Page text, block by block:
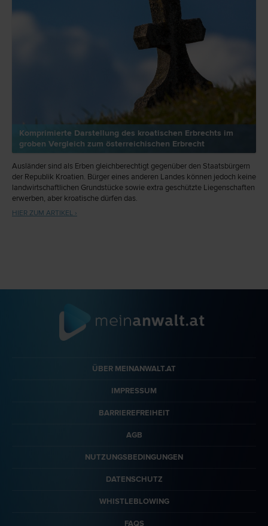
Komprimierte Darstellung des kroatischen Erbrechts im
groben Vergleich zum österreichischen Erbrecht
Ausländer sind als Erben gleichberechtigt gegenüber den Staatsbürgern
der Republik Kroatien. Bürger eines anderen Landes können jedoch keine
landwirtschaftlichen Grundstücke sowie extra geschützte Liegenschaften
erwerben, aber kroatische dürfen das.
HIER ZUM ARTIKEL ›
ÜBER MEINANWALT.AT
IMPRESSUM
BARRIEREFREIHEIT
AGB
NUTZUNGSBEDINGUNGEN
DATENSCHUTZ
WHISTLEBLOWING
FAQS